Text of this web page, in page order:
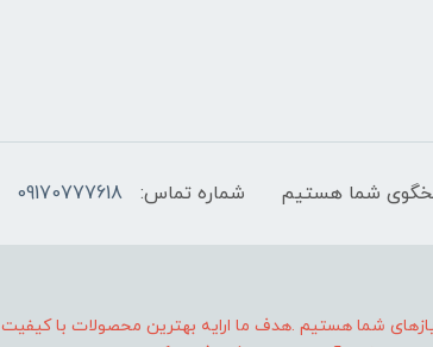
شماره تماس: 09170777618
شما هستیم .هدف ما ارایه بهترین محصولات با کیفیت